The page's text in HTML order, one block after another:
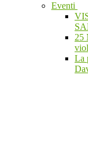
Eventi
25
La